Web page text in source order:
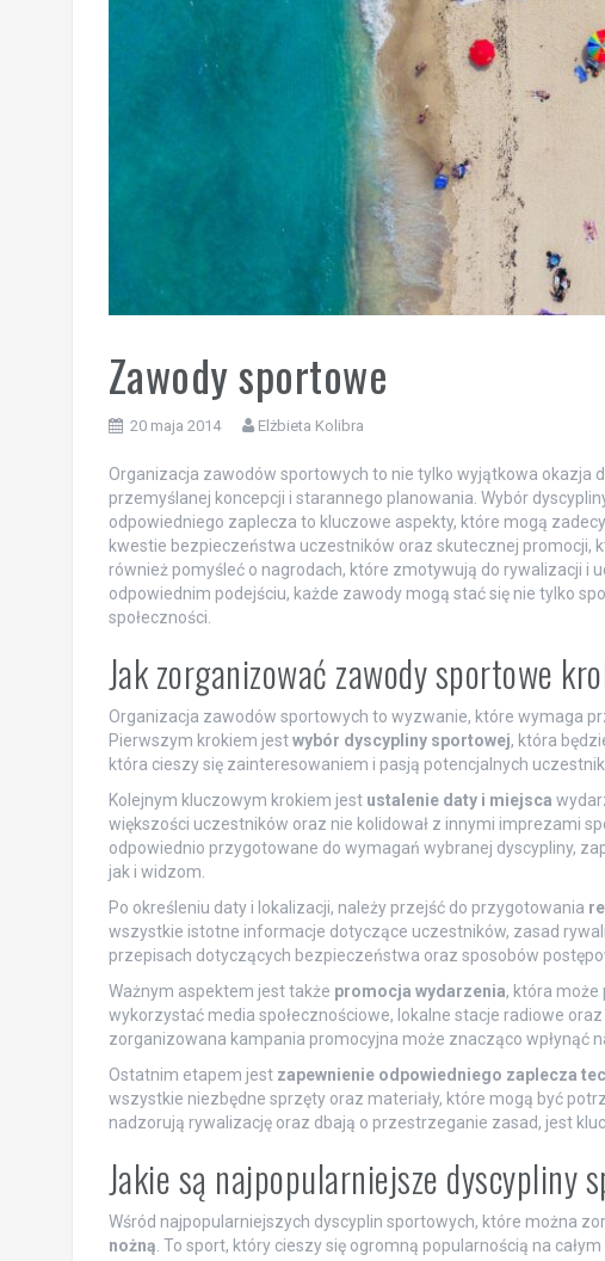
Zawody sportowe
20 maja 2014 Elżbieta Kolibra
Organizacja zawodów sportowych to nie tylko wyjątkowa okazja
przemyślanej koncepcji i starannego planowania. Wybór
odpowiedniego zaplecza to kluczowe aspekty, które mogą
kwestie bezpieczeństwa uczestników oraz skutecznej promocji,
również pomyśleć o nagrodach, które zmotywują do rywalizacji
odpowiednim podejściu, każde zawody mogą stać się nie tylko
społeczności.
Jak zorganizować zawody sportowe
Organizacja zawodów sportowych to wyzwanie, które wymaga
Pierwszym krokiem jestwybór dyscypliny sportowej, która
która cieszy się zainteresowaniem i pasją potencjalnych
Kolejnym kluczowym krokiem jest ustalenie daty i miejsca
większości uczestników oraz nie kolidował z innymi imprezami
odpowiednio przygotowane do wymagań wybranej dyscypliny,
jak i widzom.
Po określeniu daty i lokalizacji, należy przejść do przygotowania
wszystkie istotne informacje dotyczące uczestników, zasad
przepisach dotyczących bezpieczeństwa oraz sposobów
Ważnym aspektem jest także promocja wydarzenia, która może
wykorzystać media społecznościowe, lokalne stacje radiowe
zorganizowana kampania promocyjna może znacząco wpłynąć
Ostatnim etapem jest zapewnienie odpowiedniego zaplecza
wszystkie niezbędne sprzęty oraz materiały, które mogą być
nadzorują rywalizację oraz dbają o przestrzeganie zasad, jest
Jakie są najpopularniejsze dyscypliny
Wśród najpopularniejszych dyscyplin sportowych, które można
nożną. To sport, który cieszy się ogromną popularnością na